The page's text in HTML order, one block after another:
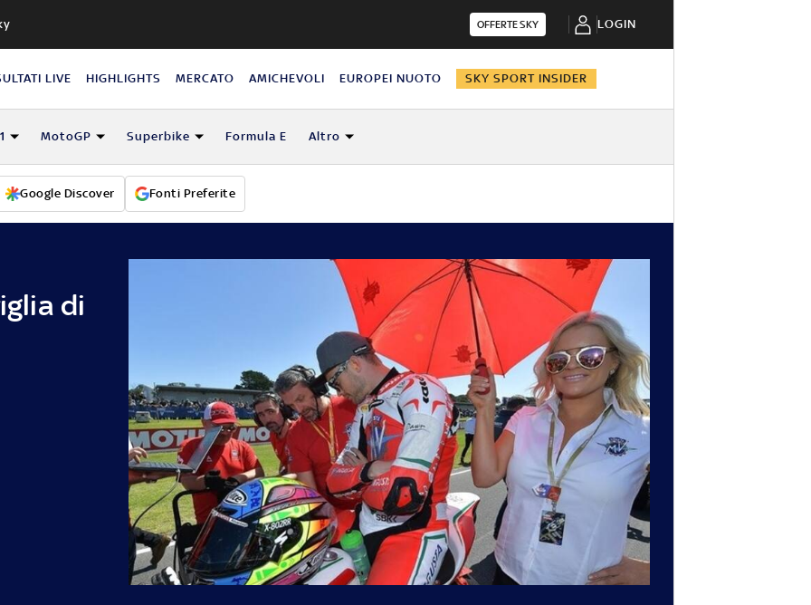
OFFERTE SKY LOGIN
LIVE HIGHLIGHTS MERCATO AMICHEVOLI EUROPEI NUOTO SKY SPORT INSIDER
MotoGP Superbike Formula E Altro
Google Discover Fonti Preferite
di